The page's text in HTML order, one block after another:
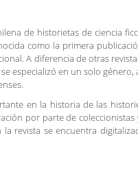
de historietas de ciencia
como la primera
A diferencia de otras
se especializó en un solo
en la historia de las
por parte de coleccionistas
revista se encuentra